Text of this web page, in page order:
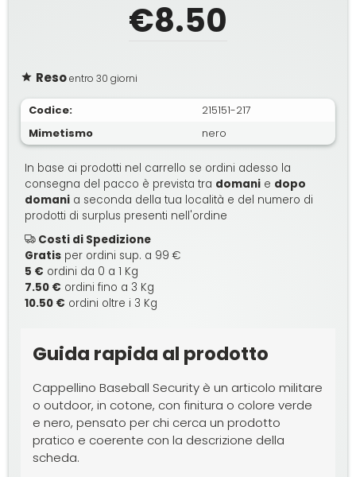
€8.50
Resoentro 30 giorni
Codice:
215151-217
Mimetismo
nero
In base ai prodotti nel carrello se ordini adesso la
consegna del pacco è prevista tra domani e dopo
domani a seconda della tua località e del numero di
prodotti di surplus presenti nell'ordine
Costi di Spedizione
Gratis per ordini sup. a 99 €
5 € ordini da 0 a 1 Kg
7.50 € ordini fino a 3 Kg
10.50 € ordini oltre i 3 Kg
Guida rapida al prodotto
Cappellino Baseball Security è un articolo militare
o outdoor, in cotone, con finitura o colore verde
e nero, pensato per chi cerca un prodotto
pratico e coerente con la descrizione della
scheda.